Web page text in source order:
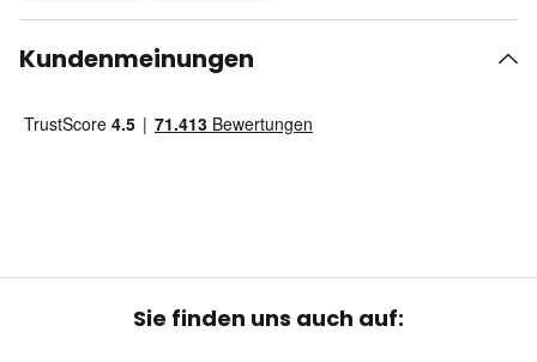
Kundenmeinungen
Sie finden uns auch auf: